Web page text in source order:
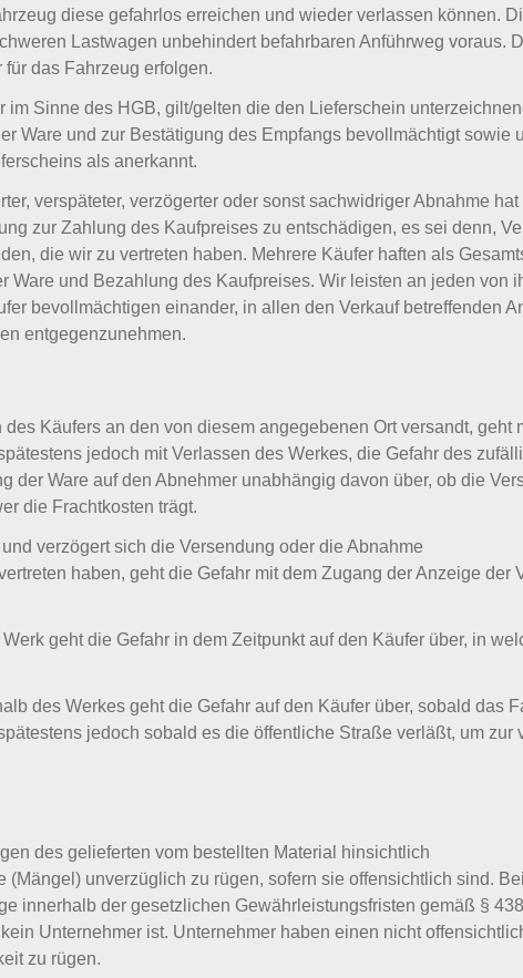
diese gefahrlos erreichen und wieder verlassen können.
Lastwagen unbehindert befahrbaren Anführweg voraus.
das Fahrzeug erfolgen.
im Sinne des HGB, gilt/gelten die den Lieferschein
Ware und zur Bestätigung des Empfangs bevollmächtigt sowie
als anerkannt.
verspäteter, verzögerter oder sonst sachwidriger Abnahme
zur Zahlung des Kaufpreises zu entschädigen, es sei denn,
die wir zu vertreten haben. Mehrere Käufer haften als
Ware und Bezahlung des Kaufpreises. Wir leisten an jeden von
bevollmächtigen einander, in allen den Verkauf betreffenden
entgegenzunehmen.
Käufers an den von diesem angegebenen Ort versandt, geht
jedoch mit Verlassen des Werkes, die Gefahr des
der Ware auf den Abnehmer unabhängig davon über, ob die
die Frachtkosten trägt.
verzögert sich die Versendung oder die Abnahme
haben, geht die Gefahr mit dem Zugang der Anzeige der
geht die Gefahr in dem Zeitpunkt auf den Käufer über, in
des Werkes geht die Gefahr auf den Käufer über, sobald das
jedoch sobald es die öffentliche Straße verläßt, um zur
des gelieferten vom bestellten Material hinsichtlich
(Mängel) unverzüglich zu rügen, sofern sie offensichtlich sind.
innerhalb der gesetzlichen Gewährleistungsfristen gemäß §
Unternehmer ist. Unternehmer haben einen nicht
zu rügen.